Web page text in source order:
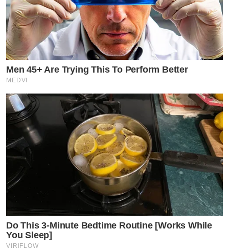
Men 45+ Are Trying This To Perform Better
MEDVI
Do This 3-Minute Bedtime Routine [Works While
You Sleep]
VIRIFLOW